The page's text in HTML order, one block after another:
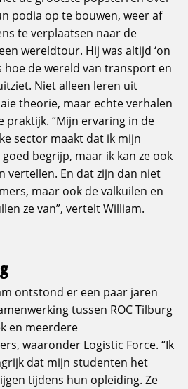
podia op te bouwen, weer af
te verplaatsen naar de
wereldtour. Hij was altijd ‘on
hoe de wereld van transport en
Niet alleen leren uit
theorie, maar echte verhalen
praktijk. “Mijn ervaring in de
sector maakt dat ik mijn
begrijp, maar ik kan ze ook
vertellen. En dat zijn dan niet
maar ook de valkuilen en
ze van”, vertelt William.
ontstond er een paar jaren
tussen ROC Tilburg
en meerdere
waaronder Logistic Force. “Ik
dat mijn studenten het
tijdens hun opleiding. Ze